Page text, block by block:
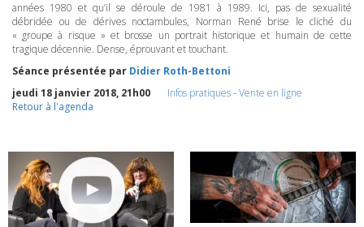
années 1980 et qu’il se déroule de 1981 à 1989. Ici, pas de sexualité
débridée ou de dérives noctambules, Norman René brise le cliché du
« groupe à risque » et brosse un portrait historique et humain de cette
tragique décennie. Dense, éprouvant et touchant.
Séance présentée par Didier Roth-Bettoni
jeudi 18 janvier 2018, 21h00
Infos pratiques-Vente en ligne
Retour à l'agenda